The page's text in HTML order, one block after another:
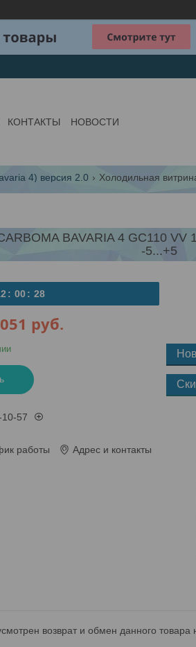
КОНТАКТЫ НОВОСТИ
4) версия 2.0
BAVARIA 4 GC110
-5...+5
2 00 27
руб.
57
работы Адрес и контакты
возврат и обмен данного товара